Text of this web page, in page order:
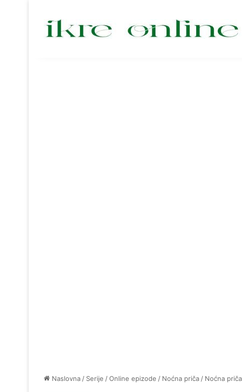
Naslovna / Serije /Online epizode / Noćna priča / Noćna